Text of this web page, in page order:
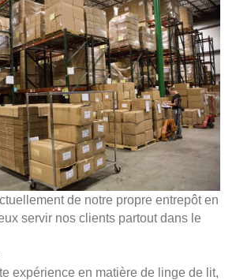
de notre propre entrepôt en
servir nos clients partout dans le
expérience en matière de linge de lit,